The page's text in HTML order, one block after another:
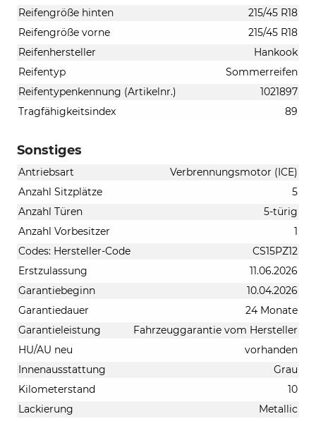
Reifengröße hinten
215/45 R18
Reifengröße vorne
215/45 R18
Reifenhersteller
Hankook
Reifentyp
Sommerreifen
Reifentypenkennung (Artikelnr.)
1021897
Tragfähigkeitsindex
89
Sonstiges
Antriebsart
Verbrennungsmotor (ICE)
Anzahl Sitzplätze
5
Anzahl Türen
5-türig
Anzahl Vorbesitzer
1
Codes: Hersteller-Code
CS15PZ12
Erstzulassung
11.06.2026
Garantiebeginn
10.04.2026
Garantiedauer
24 Monate
Garantieleistung
Fahrzeuggarantie vom Hersteller
HU/AU neu
vorhanden
Innenausstattung
Grau
Kilometerstand
10
Lackierung
Metallic